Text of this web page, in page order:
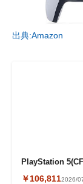
出典:Amazon
PlayStation
￥106,8112026/